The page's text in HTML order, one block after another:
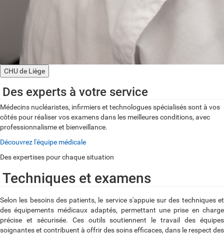
CHU de Liège
Des experts à votre service
Médecins nucléaristes, infirmiers et technologues spécialisés sont à vos
côtés pour réaliser vos examens dans les meilleures conditions, avec
professionnalisme et bienveillance.
Découvrez l'équipe médicale
Des expertises pour chaque situation
Techniques et examens
Selon les besoins des patients, le service s'appuie sur des techniques et
des équipements médicaux adaptés, permettant une prise en charge
précise et sécurisée. Ces outils soutiennent le travail des équipes
soignantes et contribuent à offrir des soins efficaces, dans le respect des